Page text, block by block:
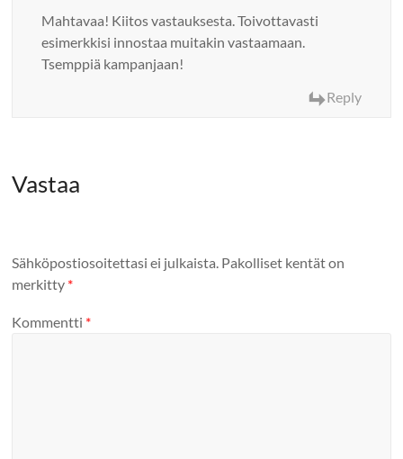
Mahtavaa! Kiitos vastauksesta. Toivottavasti
esimerkkisi innostaa muitakin vastaamaan.
Tsemppiä kampanjaan!
Reply
Vastaa
Sähköpostiosoitettasi ei julkaista. Pakolliset kentät on
merkitty *
Kommentti *